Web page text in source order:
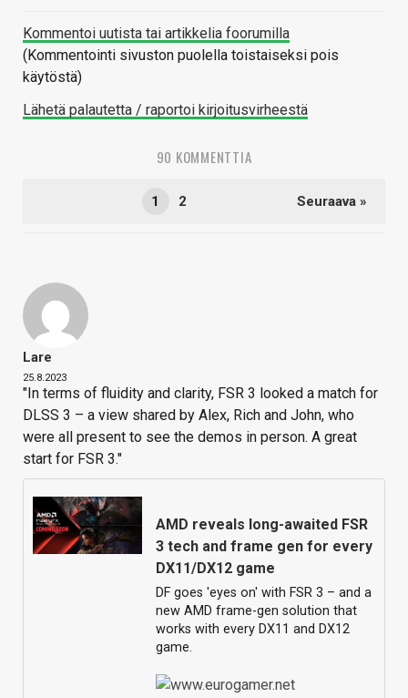
Kommentoi uutista tai artikkelia foorumilla
(Kommentointi sivuston puolella toistaiseksi pois
käytöstä)
Lähetä palautetta / raportoi kirjoitusvirheestä
90 KOMMENTTIA
1 2 Seuraava »
Lare
25.8.2023
"In terms of fluidity and clarity, FSR 3 looked a match for
DLSS 3 – a view shared by Alex, Rich and John, who
were all present to see the demos in person. A great
start for FSR 3."
AMD reveals long-awaited FSR
3 tech and frame gen for every
DX11/DX12 game
DF goes 'eyes on' with FSR 3 – and a
new AMD frame-gen solution that
works with every DX11 and DX12
game.